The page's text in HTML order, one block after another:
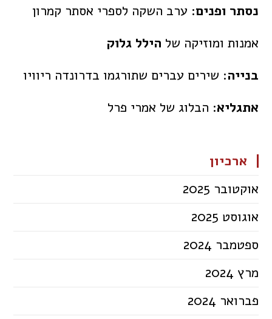
נסתר ופנים: ערב השקה לספרי אסתר קמרון
אמנות ומוזיקה של הילל גלוק
בנייה: שירים עברים שתורגמו בדרונדה ריוויו
אתגליא: הבלוג של אמרי פרל
ארכיון
אוקטובר 2025
אוגוסט 2025
ספטמבר 2024
מרץ 2024
פברואר 2024